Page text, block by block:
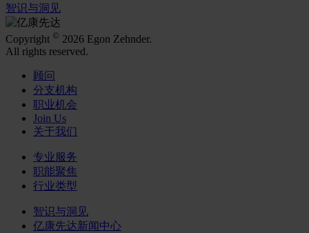
智识与洞见
Copyright © 2026 Egon Zehnder.
All rights reserved.
顾问
分支机构
职业机会
Join Us
关于我们
专业服务
职能聚焦
行业类型
智识与洞见
亿康先达新闻中心